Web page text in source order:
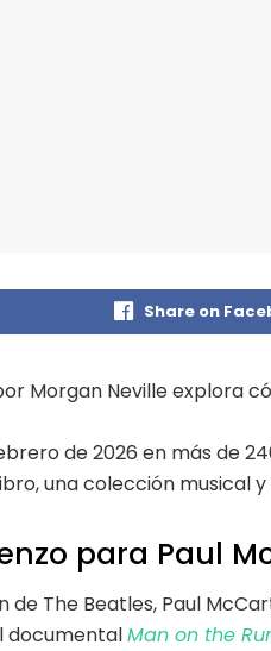
Share on
Morgan Neville explora
de 2026 en más de
una colección musical
para Paul
de The Beatles, Paul
documentalMan on the